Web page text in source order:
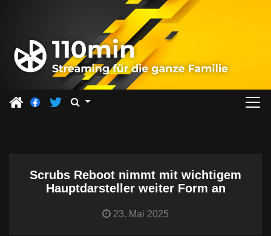
Scrubs Reboot nimmt mit wichtigem
Hauptdarsteller weiter Form an
23. Mai 2025